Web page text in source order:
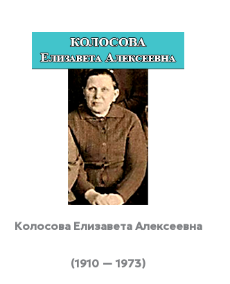
Колосова Елизавета Алексеевна
(1910 — 1973)